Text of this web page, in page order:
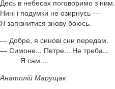
Десь в небесах поговоримо з ним.
Нині і подумки не озирнусь —
Я запізнитися знову боюсь.
— Добре, я синові сни передам.
— Симоне... Петре... Не треба...
Я сам....
Анатолій Марущак